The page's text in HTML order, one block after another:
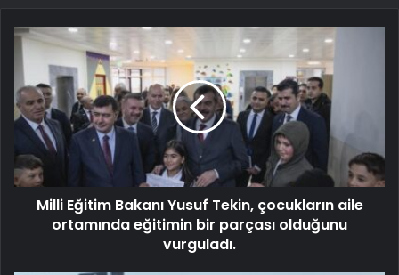
Milli Eğitim Bakanı Yusuf Tekin, çocukların aile
ortamında eğitimin bir parçası olduğunu
vurguladı.